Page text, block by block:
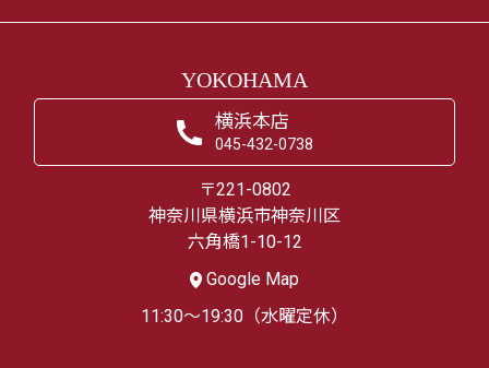
YOKOHAMA
横浜本店
045-432-0738
〒221-0802
神奈川県横浜市神奈川区
六角橋1-10-12
Google Map
11:30～19:30（水曜定休）